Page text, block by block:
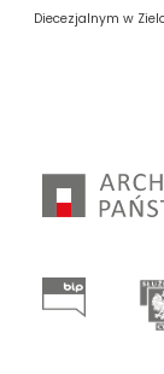
Diecezjalnym w